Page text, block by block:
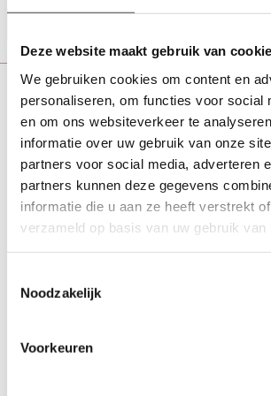
Deze website maakt gebruik van
We gebruiken cookies om content en
personaliseren, om functies voor social
en om ons websiteverkeer te
informatie over uw gebruik van onze
partners voor social media, adverteren
partners kunnen deze gegevens
informatie die u aan ze heeft verstrekt
verzameld op basis van uw gebruik van
Noodzakelijk
Voorkeuren
Veralux Dover Sleutelrozet Zwart